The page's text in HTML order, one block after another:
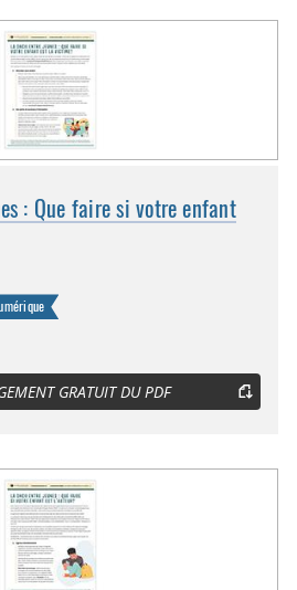
: Que faire si votre enfant
GRATUIT DU PDF